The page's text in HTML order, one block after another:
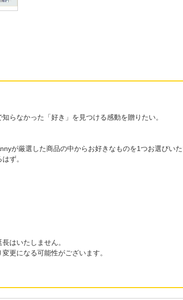
らなかった「好き」を見つける感動を贈りたい。
が厳選した商品の中からお好きなものを1つお選びいた
ず。
はいたしません。
更になる可能性がございます。